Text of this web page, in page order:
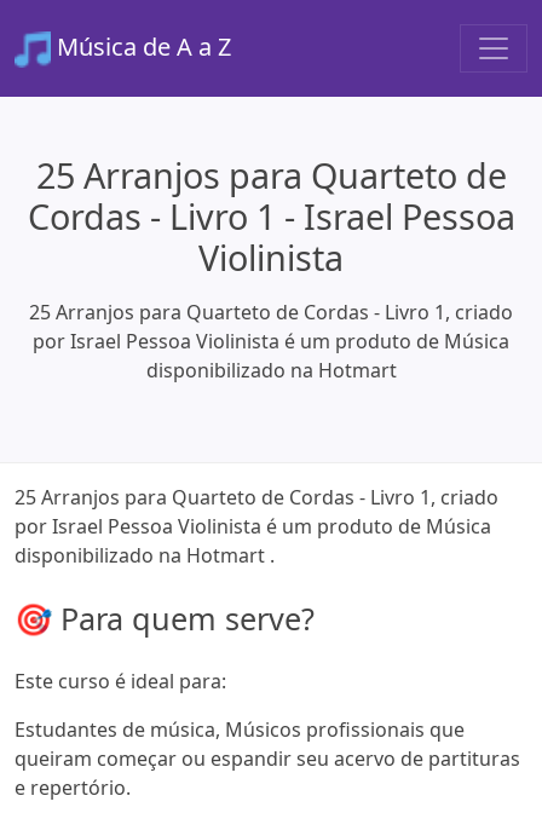
Música de A a Z
25 Arranjos para Quarteto de
Cordas - Livro 1 - Israel Pessoa
Violinista
25 Arranjos para Quarteto de Cordas - Livro 1, criado
por Israel Pessoa Violinista é um produto de Música
disponibilizado na Hotmart
25 Arranjos para Quarteto de Cordas - Livro 1, criado
por Israel Pessoa Violinista é um produto de Música
disponibilizado na Hotmart .
🎯 Para quem serve?
Este curso é ideal para:
Estudantes de música, Músicos profissionais que
queiram começar ou espandir seu acervo de partituras
e repertório.